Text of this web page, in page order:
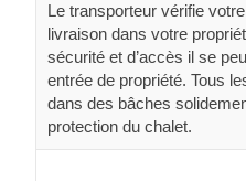
Le transporteur vérifie
livraison dans votre
sécurité et d’accès il se
entrée de propriété. Tous
dans des bâches
protection du chalet.